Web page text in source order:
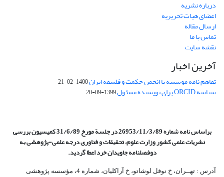
درباره نشریه
اعضای هیات تحریریه
ارسال مقاله
تماس با ما
نقشه سایت
آخرین اخبار
تفاهم نامه موسسه با انجمن حکمت و فلسفه ایران1400-02-21
شناسه ORCID برای نویسنده مسئول 1399-09-20
براساس نامه شماره 26953/11/3/89 در جلسة مورخ 31/6/89 کمیسیون
بررسی
نشریات علمی کشور وزارت علوم، تحقیقات و فناوری درجه علمی‌-پژوهشیبه
دوفصلنامه جاویدان خرد اعطا گردید.
آدرس : تهــران، خ نوفل لوشاتو، خ آراکلیان، شماره 4،‌ مؤسسه پژوهشی